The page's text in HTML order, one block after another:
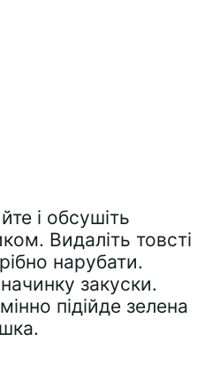
і обсушіть
Видаліть товсті
нарубати.
закуски.
підійде зелена